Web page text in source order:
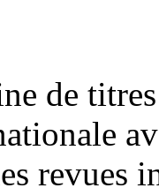
de
revues